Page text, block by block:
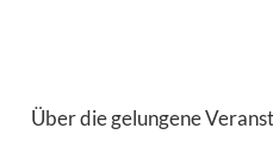
Über die gelungene